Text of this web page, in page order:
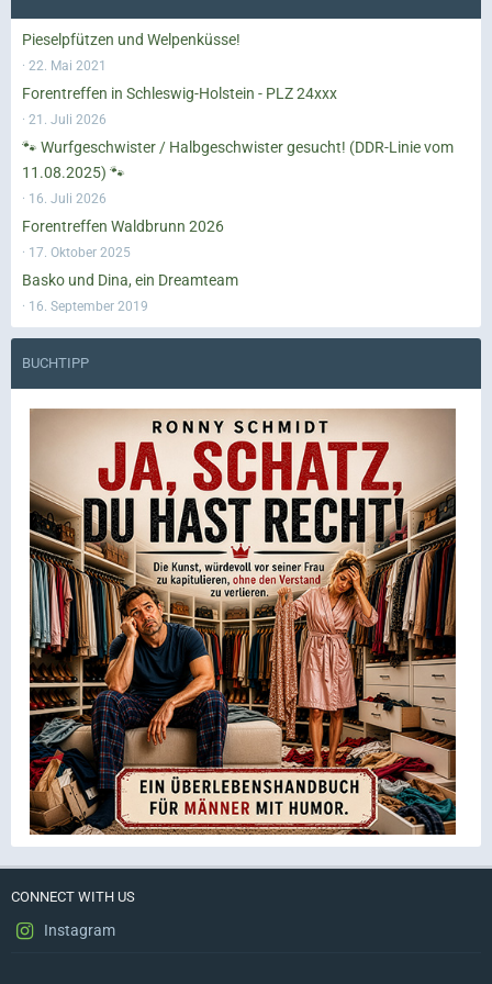
Pieselpfützen und Welpenküsse!
22. Mai 2021
Forentreffen in Schleswig-Holstein - PLZ 24xxx
21. Juli 2026
🐾 Wurfgeschwister / Halbgeschwister gesucht! (DDR-Linie vom
11.08.2025) 🐾
16. Juli 2026
Forentreffen Waldbrunn 2026
17. Oktober 2025
Basko und Dina, ein Dreamteam
16. September 2019
BUCHTIPP
CONNECT WITH US
Instagram